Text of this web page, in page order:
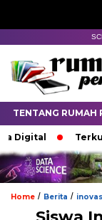
TENTANG RUMAH
Home / Berita /